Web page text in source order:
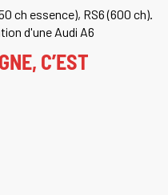
ch essence), RS6 (600 ch).
d'une Audi A6
C’EST